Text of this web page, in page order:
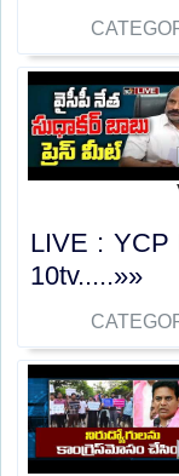
LIVE : YCP
10tv.....»»